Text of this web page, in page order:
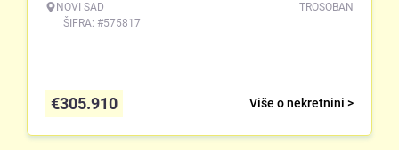
NOVI SAD
ŠIFRA: #575817
TROSOBAN
Više o nekretnini >
€305.910